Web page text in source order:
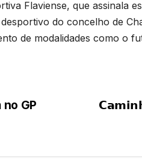
Flaviense, que assinala
do concelho de
de modalidades como o
GP